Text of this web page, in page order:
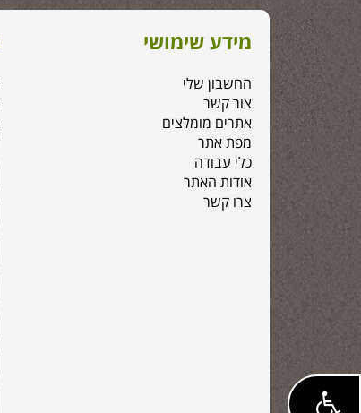
מידע שימושי
החשבון שלי
צור קשר
אתרים מומלצים
מפת אתר
כלי עבודה
אודות האתר
צרו קשר